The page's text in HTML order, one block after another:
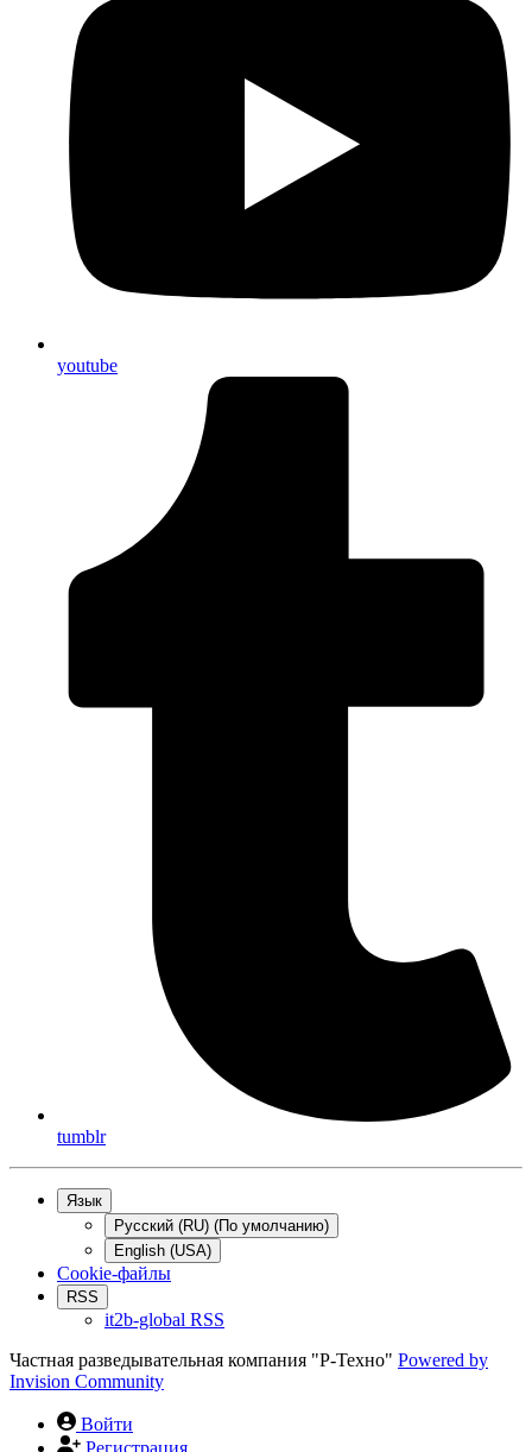
youtube
tumblr
Язык
Русский (RU) (По умолчанию)
English (USA)
Cookie-файлы
RSS
it2b-global RSS
Частная разведывательная компания "Р-Техно" Powered by
Invision Community
Войти